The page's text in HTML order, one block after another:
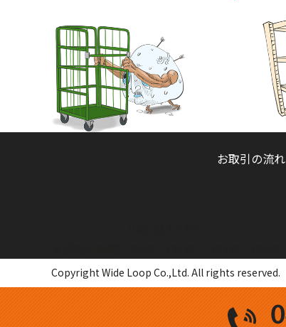
お取引の流れ
Copyright Wide Loop Co.,Ltd. All rights reserved.